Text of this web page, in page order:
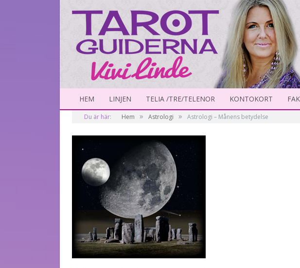
HEM LINJEN TELIA /TRE/TELENOR KONTOKORT
Du är här: Hem » Astrologi » Astrologi – Månens betydelse